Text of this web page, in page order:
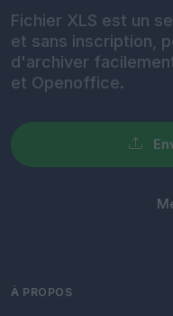
Fichier XLS est un
et sans inscription,
d'archiver
et Openoffice.
À PROPOS